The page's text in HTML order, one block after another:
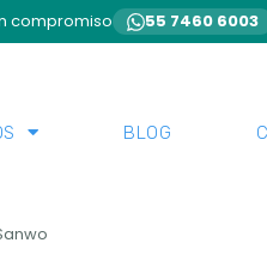
compromiso 55 7460 6003
BLOG